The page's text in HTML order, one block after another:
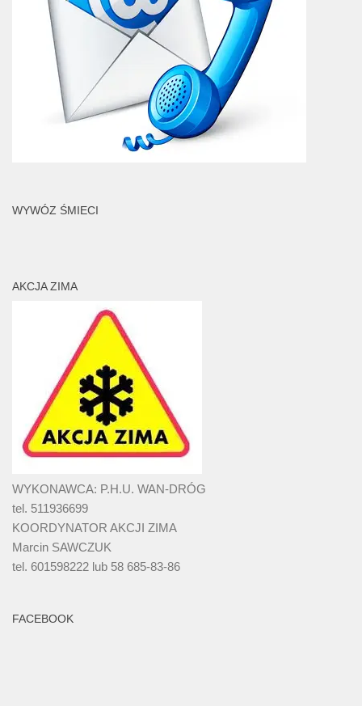
WYWÓZ ŚMIECI
AKCJA ZIMA
WYKONAWCA: P.H.U. WAN-DRÓG
tel. 511936699
KOORDYNATOR AKCJI ZIMA
Marcin SAWCZUK
tel. 601598222 lub 58 685-83-86
FACEBOOK